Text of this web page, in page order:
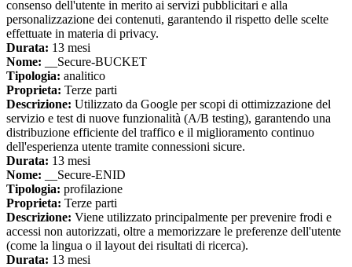
consenso dell'utente in merito ai servizi pubblicitari e alla
personalizzazione dei contenuti, garantendo il rispetto delle scelte
effettuate in materia di privacy.
Durata: 13 mesi
Nome: __Secure-BUCKET
Tipologia: analitico
Proprieta: Terze parti
Descrizione: Utilizzato da Google per scopi di ottimizzazione del
servizio e test di nuove funzionalità (A/B testing), garantendo una
distribuzione efficiente del traffico e il miglioramento continuo
dell'esperienza utente tramite connessioni sicure.
Durata: 13 mesi
Nome: __Secure-ENID
Tipologia: profilazione
Proprieta: Terze parti
Descrizione: Viene utilizzato principalmente per prevenire frodi e
accessi non autorizzati, oltre a memorizzare le preferenze dell'utente
(come la lingua o il layout dei risultati di ricerca).
Durata: 13 mesi